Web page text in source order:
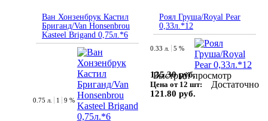
Ван Хонзенбрук Кастил
Бриганд/Van Honsenbrou
Kasteel Brigand 0,75л.*6
0.75 л. 1 9 %
Роял Груша/Royal Pear
0,33л.*12
Быстрый просмотр
0.33 л. 5 %
135.30 руб.
Цена от 12 шт:
121.80 руб.
Достаточно